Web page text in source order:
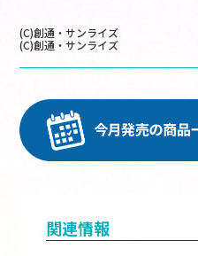
(C)創通・サンライズ
(C)創通・サンライズ
関連情報